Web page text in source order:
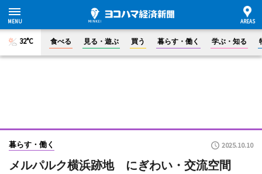
32°C 食べる 見る・遊ぶ 買う 暮らす・働く 学ぶ・知る
暮らす・働く 2025.10.10
メルパルク横浜跡地 にぎわい・交流空間